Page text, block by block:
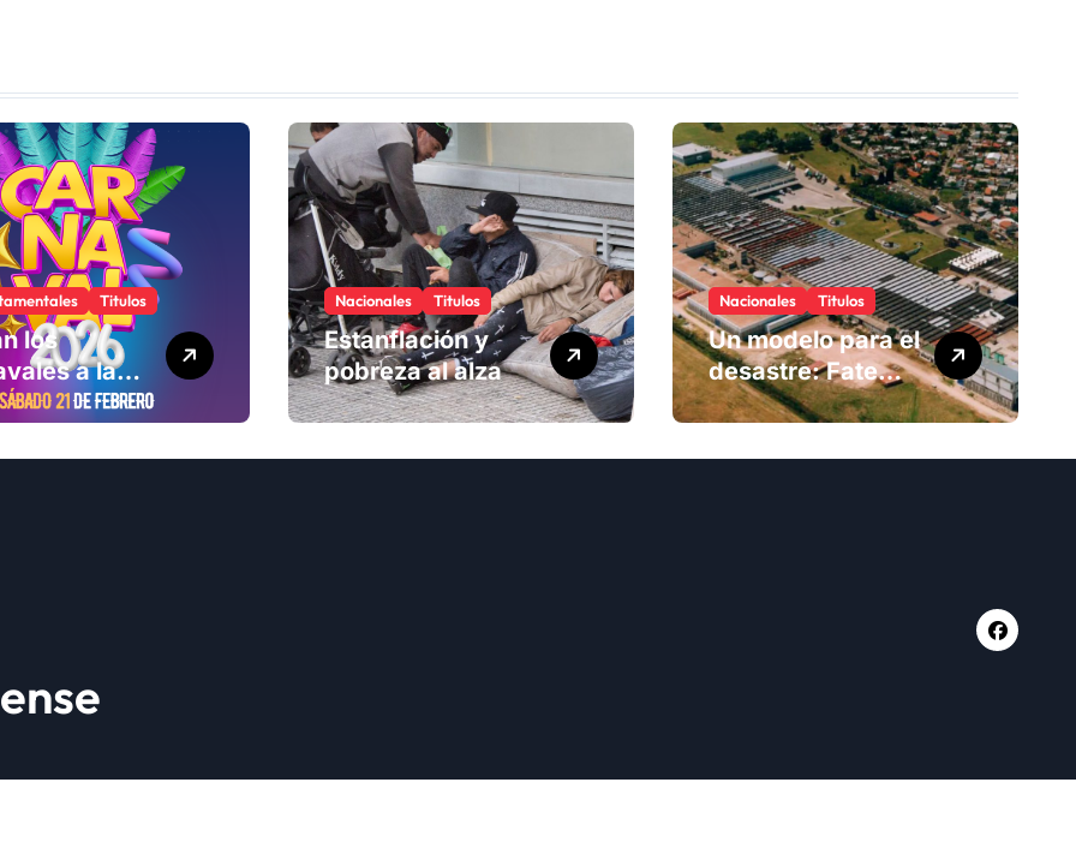
Titulos
los
a la
Nacionales Titulos
Estanflación y
pobreza al alza
Nacionales Titulos
Un modelo para el
desastre: Fate
anuncia su cierre
despide a más de